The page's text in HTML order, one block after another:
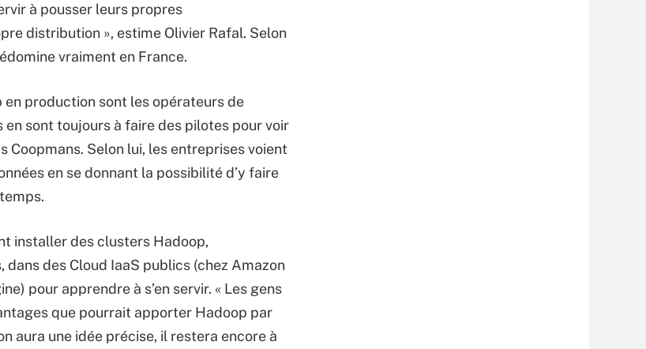
à pousser leurs propres
distribution », estime Olivier Rafal. Selon
vraiment en France.
production sont les opérateurs de
sont toujours à faire des pilotes pour voir
Coopmans. Selon lui, les entreprises voient
en se donnant la possibilité d’y faire
installer des clusters Hadoop,
des Cloud IaaS publics (chez Amazon
pour apprendre à s’en servir. « Les gens
que pourrait apporter Hadoop par
aura une idée précise, il restera encore à